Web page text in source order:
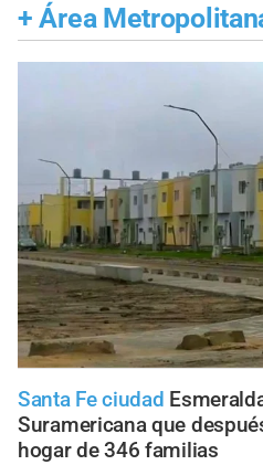
+ Área
Santa Fe ciudad
Suramericana que
hogar de 346 familias